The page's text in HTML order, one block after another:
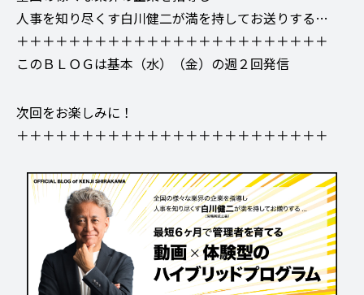
人事を知り尽くす白川健二が満を持してお送りする…
＋＋＋＋＋＋＋＋＋＋＋＋＋＋＋＋＋＋＋＋＋＋＋＋
このＢＬＯＧは基本（水）（金）の週２回発信
次回をお楽しみに！
＋＋＋＋＋＋＋＋＋＋＋＋＋＋＋＋＋＋＋＋＋＋＋＋